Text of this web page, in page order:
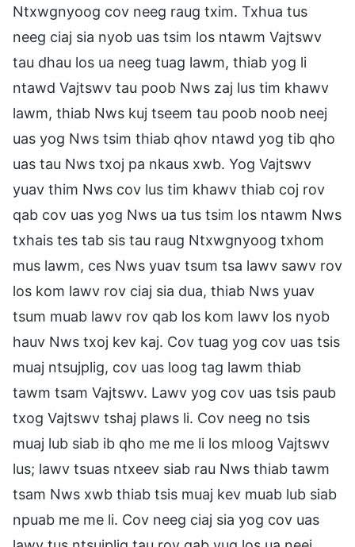
Ntxwgnyoog cov neeg raug txim. Txhua tus
neeg ciaj sia nyob uas tsim los ntawm Vajtswv
tau dhau los ua neeg tuag lawm, thiab yog li
ntawd Vajtswv tau poob Nws zaj lus tim khawv
lawm, thiab Nws kuj tseem tau poob noob neej
uas yog Nws tsim thiab qhov ntawd yog tib qho
uas tau Nws txoj pa nkaus xwb. Yog Vajtswv
yuav thim Nws cov lus tim khawv thiab coj rov
qab cov uas yog Nws ua tus tsim los ntawm Nws
txhais tes tab sis tau raug Ntxwgnyoog txhom
mus lawm, ces Nws yuav tsum tsa lawv sawv rov
los kom lawv rov ciaj sia dua, thiab Nws yuav
tsum muab lawv rov qab los kom lawv los nyob
hauv Nws txoj kev kaj. Cov tuag yog cov uas tsis
muaj ntsujplig, cov uas loog tag lawm thiab
tawm tsam Vajtswv. Lawv yog cov uas tsis paub
txog Vajtswv tshaj plaws li. Cov neeg no tsis
muaj lub siab ib qho me me li los mloog Vajtswv
lus; lawv tsuas ntxeev siab rau Nws thiab tawm
tsam Nws xwb thiab tsis muaj kev muab lub siab
npuab me me li. Cov neeg ciaj sia yog cov uas